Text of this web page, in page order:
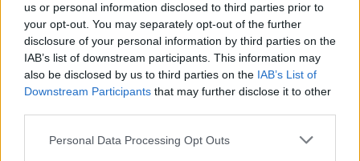
us or personal information disclosed to third parties prior to
your opt-out. You may separately opt-out of the further
disclosure of your personal information by third parties on the
IAB’s list of downstream participants. This information may
also be disclosed by us to third parties on the IAB’s List of
Downstream Participants that may further disclose it to other
Please note that this website/app uses one or more Google
Personal Data Processing Opt Outs
Από brunch μέχρι δείπνο δίπλα
στο κύμα: Γιατί στο Bolivar πας
(και) για το φαγητό του
Περιπέτεια, χαλάρωση ή δροσιά;
πίνεις όλο το καλοκαίρι στα